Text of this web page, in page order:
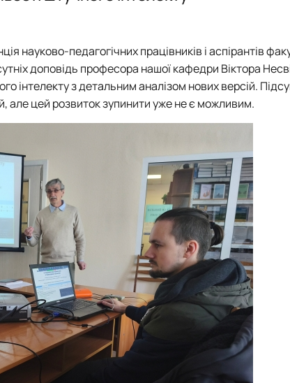
науково-педагогічних працівників і аспірантів
доповідь професора нашої кафедри Віктора
інтелекту з детальним аналізом нових версій.
але цей розвиток зупинити уже не є можливим.